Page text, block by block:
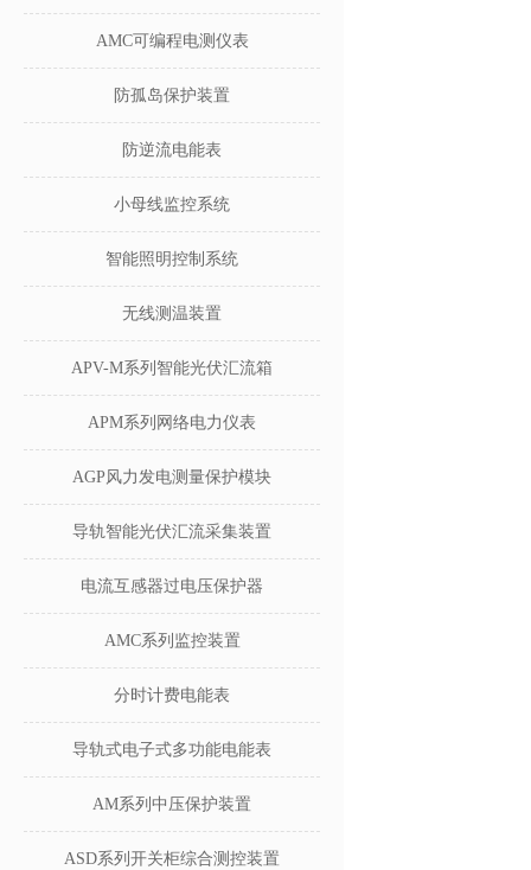
AMC可编程电测仪表
防孤岛保护装置
防逆流电能表
小母线监控系统
智能照明控制系统
无线测温装置
APV-M系列智能光伏汇流箱
APM系列网络电力仪表
AGP风力发电测量保护模块
导轨智能光伏汇流采集装置
电流互感器过电压保护器
AMC系列监控装置
分时计费电能表
导轨式电子式多功能电能表
AM系列中压保护装置
ASD系列开关柜综合测控装置